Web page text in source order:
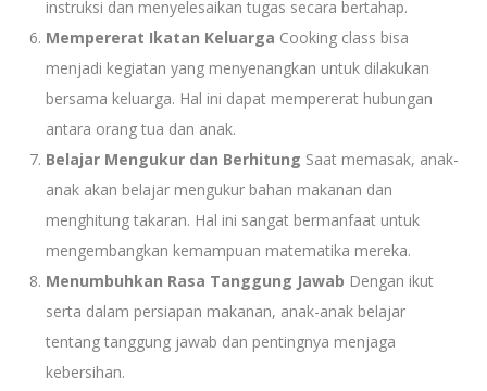
instruksi dan menyelesaikan tugas secara bertahap.
Mempererat Ikatan Keluarga Cooking class bisa
menjadi kegiatan yang menyenangkan untuk dilakukan
bersama keluarga. Hal ini dapat mempererat hubungan
antara orang tua dan anak.
Belajar Mengukur dan Berhitung Saat memasak, anak-
anak akan belajar mengukur bahan makanan dan
menghitung takaran. Hal ini sangat bermanfaat untuk
mengembangkan kemampuan matematika mereka.
Menumbuhkan Rasa Tanggung Jawab Dengan ikut
serta dalam persiapan makanan, anak-anak belajar
tentang tanggung jawab dan pentingnya menjaga
kebersihan.